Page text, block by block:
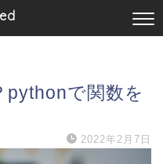
pythonで関数を
2022年2月7日